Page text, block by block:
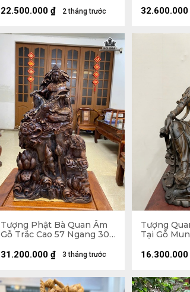
Cao 80
2 tháng trước
22.500.000 ₫ 32.600.000
Tượng Phật Bà Quan Âm
Gỗ Trắc Cao 57 Ngang 30
3 tháng trước
31.200.000 ₫
Tượng
Tại Gỗ
16.300.000